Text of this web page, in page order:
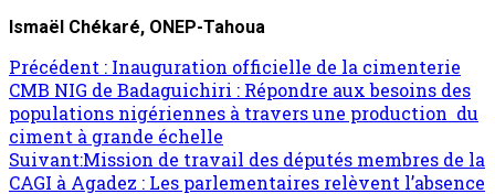
Ismaël Chékaré, ONEP-Tahoua
Précédent : Inauguration officielle de la cimenterie
CMB NIG de Badaguichiri : Répondre aux besoins des
populations nigériennes à travers une production du
ciment à grande échelle
Suivant:Mission de travail des députés membres de la
CAGI à Agadez : Les parlementaires relèvent l’absence